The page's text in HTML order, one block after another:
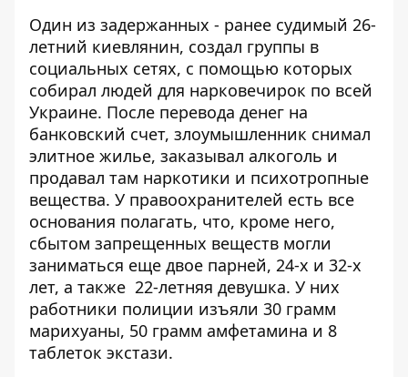
Один из задержанных - ранее судимый 26-
летний киевлянин, создал группы в
социальных сетях, с помощью которых
собирал людей для нарковечирок по всей
Украине. После перевода денег на
банковский счет, злоумышленник снимал
элитное жилье, заказывал алкоголь и
продавал там наркотики и психотропные
вещества. У правоохранителей есть все
основания полагать, что, кроме него,
сбытом запрещенных веществ могли
заниматься еще двое парней, 24-х и 32-х
лет, а также 22-летняя девушка. У них
работники полиции изъяли 30 грамм
марихуаны, 50 грамм амфетамина и 8
таблеток экстази.